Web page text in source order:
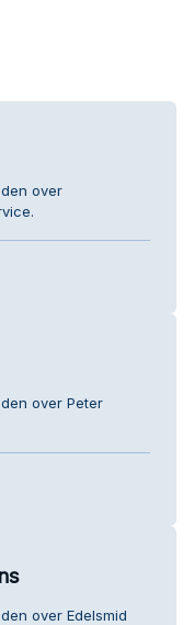
over
over Peter
over Edelsmid